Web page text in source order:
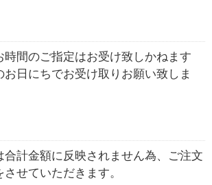
時間のご指定はお受け致しかねます
日にちでお受け取りお願い致しま
合計金額に反映されません為、ご注文
せていただきます。